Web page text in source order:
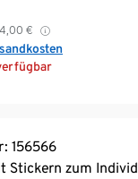
€
156566
Stickern zum